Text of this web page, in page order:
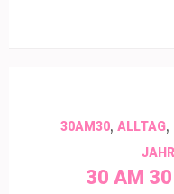
30AM30, ALLTAG,
JAHR
30 AM